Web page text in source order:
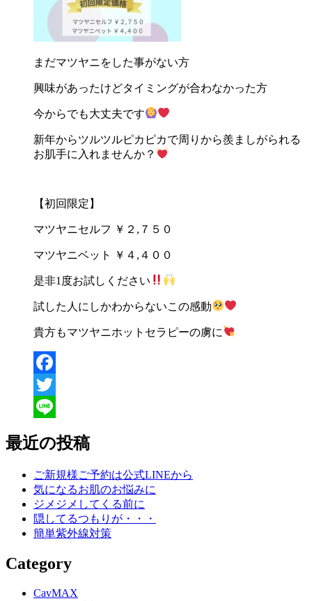
まだマツヤニをした事がない方
興味があったけどタイミングが合わなかった方
今からでも大丈夫です
新年からツルツルピカピカで周りから羨ましがられる
お肌手に入れませんか？
【初回限定】
マツヤニセルフ ￥２ , ７５０
マツヤニベット ￥４ , ４００
是非1 度お試しください
試した人にしかわからないこの感動
貴方もマツヤニホットセラピーの虜に
Facebook
Twitter
最近の投稿
ご新規様ご予約は公式LINEから
気になるお肌のお悩みに
ジメジメしてくる前に
隠してるつもりが・・・
簡単紫外線対策
Category
CavMAX